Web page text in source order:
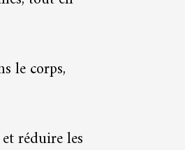
le corps,
réduire les